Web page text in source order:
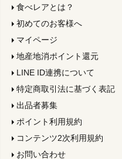
食べレアとは？
初めてのお客様へ
マイページ
地産地消ポイント還元
LINE ID連携について
特定商取引法に基づく表記
出品者募集
ポイント利用規約
コンテンツ2次利用規約
お問い合わせ